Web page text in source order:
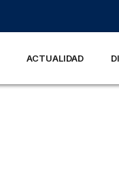
ACTUALIDAD